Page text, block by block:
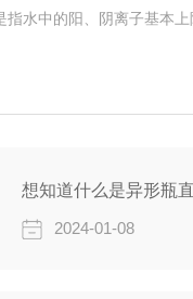
水中的阳、阴离子基本
换法等。4、浊度4、浊
单位用NTU表示。浊度是
想知道什么是异形瓶
2024-01-08